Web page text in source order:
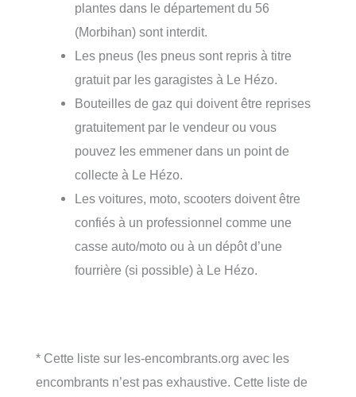
plantes dans le département du 56
(Morbihan) sont interdit.
Les pneus (les pneus sont repris à titre
gratuit par les garagistes à Le Hézo.
Bouteilles de gaz qui doivent être reprises
gratuitement par le vendeur ou vous
pouvez les emmener dans un point de
collecte à Le Hézo.
Les voitures, moto, scooters doivent être
confiés à un professionnel comme une
casse auto/moto ou à un dépôt d’une
fourrière (si possible) à Le Hézo.
* Cette liste sur les-encombrants.org avec les
encombrants n’est pas exhaustive. Cette liste de